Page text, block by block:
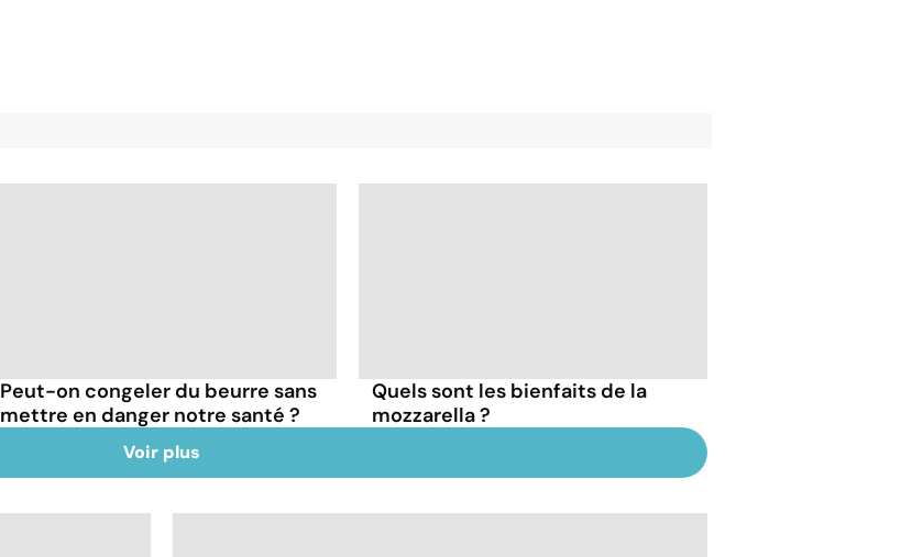
Peut-on congeler du beurre sans
mettre en danger notre santé ?
Quels sont les bienfaits de la
mozzarella ?
Voir plus